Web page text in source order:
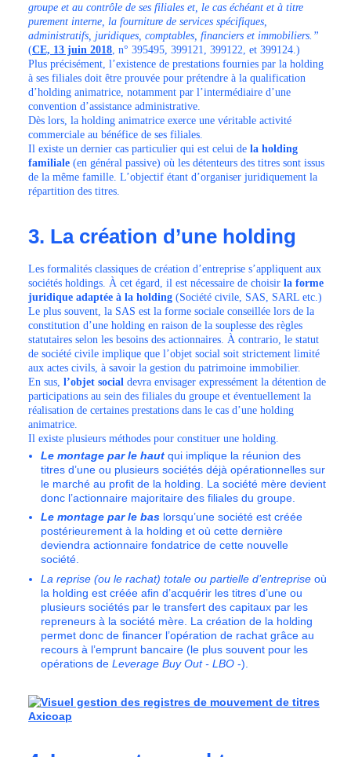
groupe et au contrôle de ses filiales et, le cas échéant et à titre
purement interne, la fourniture de services spécifiques,
administratifs, juridiques, comptables, financiers et immobiliers.”
(CE, 13 juin 2018 , n° 395495, 399121, 399122, et 399124.)
Plus précisément, l’existence de prestations fournies par la holding
à ses filiales doit être prouvée pour prétendre à la qualification
d’holding animatrice, notamment par l’intermédiaire d’une
convention d’assistance administrative.
Dès lors, la holding animatrice exerce une véritable activité
commerciale au bénéfice de ses filiales.
Il existe un dernier cas particulier qui est celui de la holding
familiale (en général passive) où les détenteurs des titres sont issus
de la même famille. L’objectif étant d’organiser juridiquement la
répartition des titres.
3. La création d’une holding
Les formalités classiques de création d’entreprise s’appliquent aux
sociétés holdings. À cet égard, il est nécessaire de choisir la forme
juridique adaptée à la holding (Société civile, SAS, SARL etc.)
Le plus souvent, la SAS est la forme sociale conseillée lors de la
constitution d’une holding en raison de la souplesse des règles
statutaires selon les besoins des actionnaires. À contrario, le statut
de société civile implique que l’objet social soit strictement limité
aux actes civils, à savoir la gestion du patrimoine immobilier.
En sus, l’objet social devra envisager expressément la détention de
participations au sein des filiales du groupe et éventuellement la
réalisation de certaines prestations dans le cas d’une holding
animatrice.
Il existe plusieurs méthodes pour constituer une holding.
Le montage par le haut qui implique la réunion des
titres d’une ou plusieurs sociétés déjà opérationnelles sur
le marché au profit de la holding. La société mère devient
donc l’actionnaire majoritaire des filiales du groupe.
Le montage par le bas lorsqu’une société est créée
postérieurement à la holding et où cette dernière
deviendra actionnaire fondatrice de cette nouvelle
société.
La reprise (ou le rachat) totale ou partielle d’entreprise où
la holding est créée afin d’acquérir les titres d’une ou
plusieurs sociétés par le transfert des capitaux par les
repreneurs à la société mère. La création de la holding
permet donc de financer l’opération de rachat grâce au
recours à l’emprunt bancaire (le plus souvent pour les
opérations de Leverage Buy Out - LBO -).